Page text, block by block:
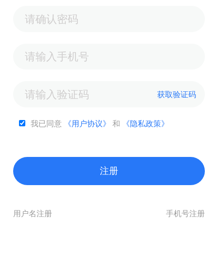
获取验证码
我已同意 《用户协议》 和 《隐私政策》
注册
手机号注册
用户名注册